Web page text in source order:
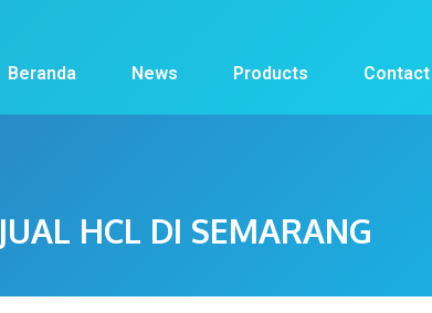
Beranda News Products Contact
JUAL HCL DI SEMARANG